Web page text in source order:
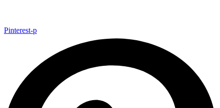
Pinterest-p